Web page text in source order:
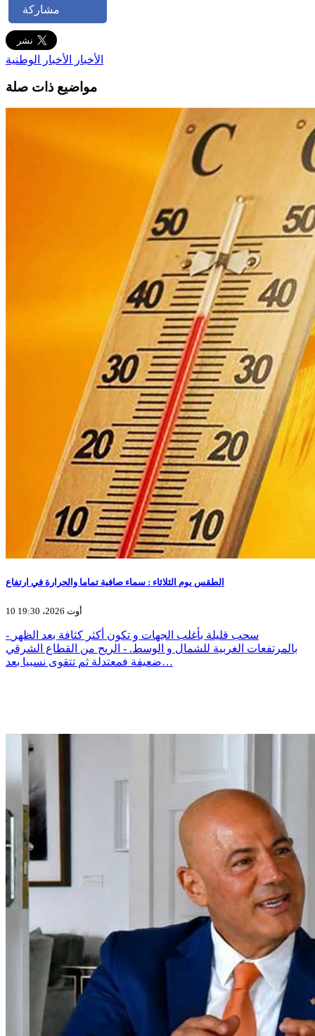
مشاركة
الأخبار الأخبار الوطنية
مواضيع ذات صلة
الطقس يوم الثلاثاء : سماء صافية تماما والحرارة في ارتفاع
10 أوت 2026، 19:30
- سحب قليلة بأغلب الجهات و تكون أكثر كثافة بعد الظهر
بالمرتفعات الغربية للشمال و الوسط. - الريح من القطاع الشرقي
ضعيفة فمعتدلة ثم تتقوى نسبيا بعد…